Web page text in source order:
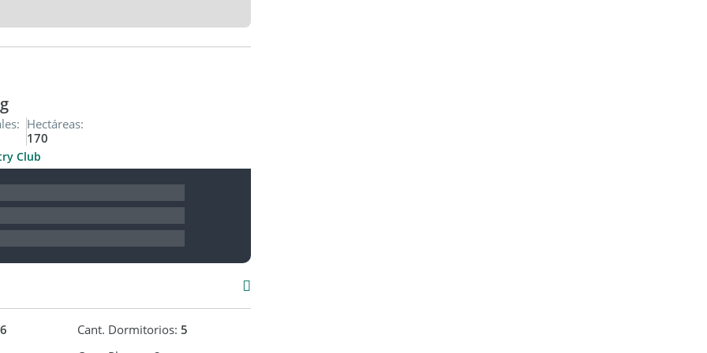
de superficie rápida, estadio de tenis con
canchas de fútbol, paddle y hockey.
tu propiedad y venderla al mejor precio,
y acompañamiento en todo el
tasación precisa y sin compromiso.
son aproximadas y solo se muestran a
Hectáreas:
170
Club
6 Cant. Dormitorios:5